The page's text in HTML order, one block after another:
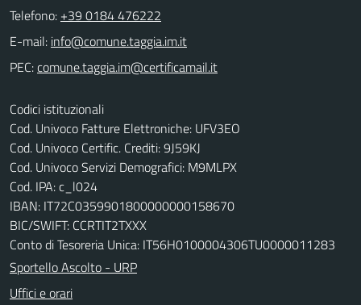
Telefono: +39 0184 476222
E-mail:
PEC:
Codici istituzionali
Cod. Univoco Fatture Elettroniche: UFV3EO
Cod. Univoco Certific. Crediti: 9J59KJ
Cod. Univoco Servizi Demografici: M9MLPX
Cod. IPA: c_l024
IBAN: IT72C0359901800000000158670
BIC/SWIFT: CCRTIT2TXXX
Conto di Tesoreria Unica: IT56H0100004306TU0000011283
Sportello Ascolto - URP
Uffici e orari